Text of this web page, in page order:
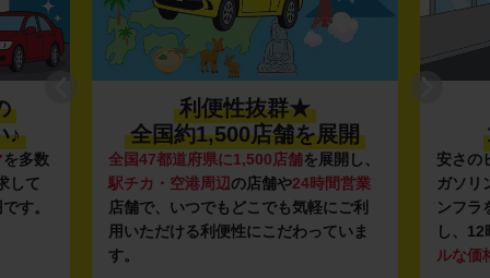
♪
を多数
して
す。
利便性抜群★
全国約1,500店舗を展開
全国47都道府県に1,500店舗を展開し、
駅チカ・空港周辺 の店舗や24時間営業
店舗で、いつでもどこでも気軽にご利
用いただける利便性にこだわっていま
す。
安さの
ガソリ
ンフラ
し、
ルな価